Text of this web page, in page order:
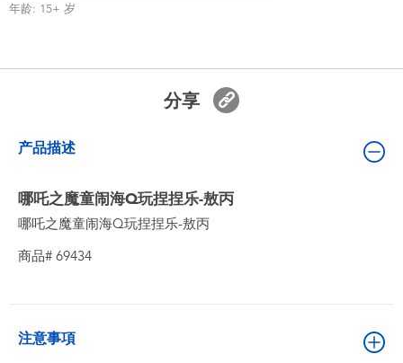
玩具促销
年龄: 15+ 岁
分享
产品描述
哪吒之魔童闹海Q玩捏捏乐-敖丙
哪吒之魔童闹海Q玩捏捏乐-敖丙
商品# 69434
注意事項